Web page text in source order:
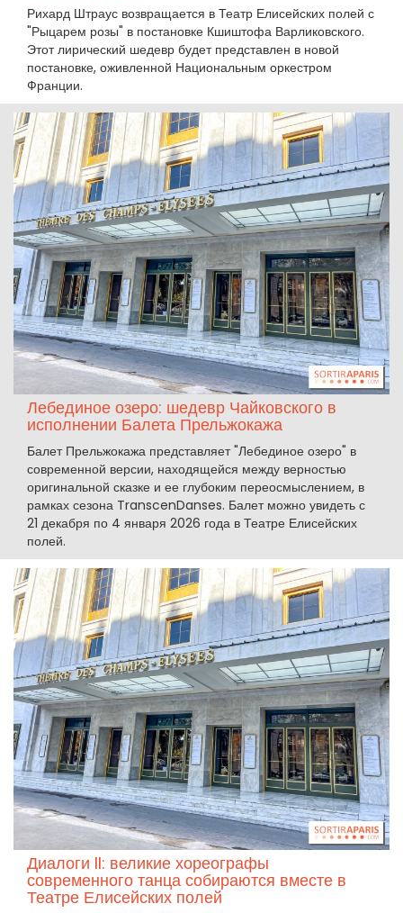
Рихард Штраус возвращается в Театр Елисейских полей с
"Рыцарем розы" в постановке Кшиштофа Варликовского.
Этот лирический шедевр будет представлен в новой
постановке, оживленной Национальным оркестром
Франции.
Лебединое озеро: шедевр Чайковского в
исполнении Балета Прельжокажа
Балет Прельжокажа представляет "Лебединое озеро" в
современной версии, находящейся между верностью
оригинальной сказке и ее глубоким переосмыслением, в
рамках сезона TranscenDanses. Балет можно увидеть с
21 декабря по 4 января 2026 года в Театре Елисейских
полей.
Диалоги II: великие хореографы
современного танца собираются вместе в
Театре Елисейских полей